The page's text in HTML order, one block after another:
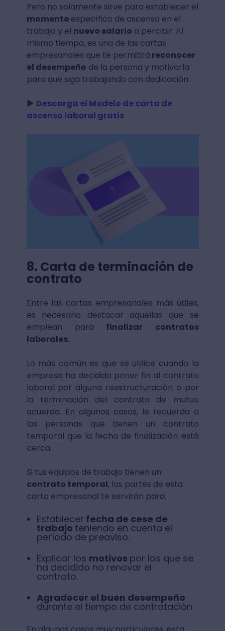
Pero no solamente sirve para establecer el
momento específico de ascenso en el
trabajo y el nuevo salario a percibir. Al
mismo tiempo, es una de las cartas
empresariales que te permitirá reconocer
el desempeño de la persona y motivarla
para que siga trabajando con dedicación.
► Descarga el Modelo de carta de
ascenso laboral gratis
8. Carta de terminación de
contrato
Entre las cartas empresariales más útiles,
es necesario destacar aquellas que se
emplean para finalizar contratos
laborales.
Lo más común es que se utilice cuando la
empresa ha decidido poner fin al contrato
laboral por alguna reestructuración o por
la terminación del contrato de mutuo
acuerdo. En algunos casos, le recuerda a
las personas que tienen un contrato
temporal que la fecha de finalización está
cerca.
Si tus equipos de trabajo tienen un
contrato temporal, las partes de esta
carta empresarial te servirán para:
Establecer fecha de cese de
trabajo teniendo en cuenta el
período de preaviso.
Explicar los motivos por los que se
ha decidido no renovar el
contrato.
Agradecer el buen desempeño
durante el tiempo de contratación.